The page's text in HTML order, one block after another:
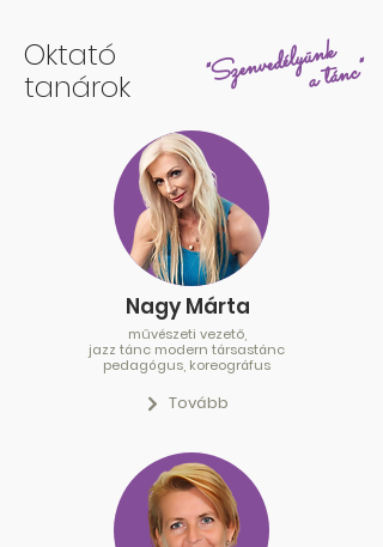
Oktató
tanárok
"Szenvedélyünk
a tánc"
Nagy Márta
művészeti vezető,
jazz tánc modern társastánc
pedagógus, koreográfus
Tovább